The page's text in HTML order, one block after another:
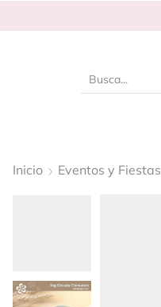
Inicio Eventos y Fiestas